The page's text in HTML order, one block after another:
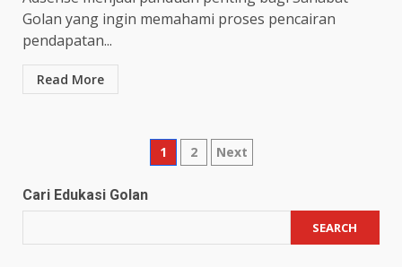
Golan yang ingin memahami proses pencairan
pendapatan...
Read More
Posts
1 2 Next
Cari Edukasi Golan
SEARCH